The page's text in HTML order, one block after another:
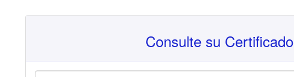
Consulte su Certificado